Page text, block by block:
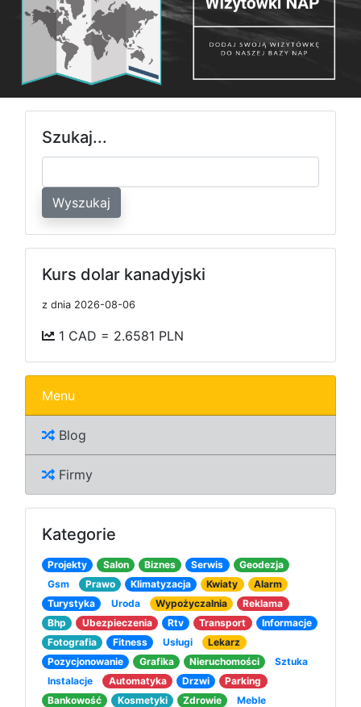
Szukaj...
Wyszukaj
Kurs dolar kanadyjski
z dnia 2026-08-06
1 CAD = 2.6581 PLN
Menu
Blog
Firmy
Kategorie
Projekty Salon Biznes Serwis
Geodezja
Gsm
Prawo Klimatyzacja Kwiaty
Alarm
Turystyka
Uroda Wypożyczalnia
Reklama
Bhp
Ubezpieczenia Rtv Transport
Informacje
Fotografia
Fitness Usługi
Lekarz
Pozycjonowanie
Grafika Nieruchomości
Sztuka
Instalacje
Automatyka Drzwi
Parking
Bankowość
Kosmetyki Zdrowie
Meble